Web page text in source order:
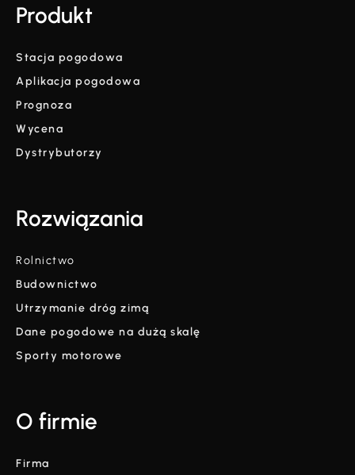
Produkt
Stacja pogodowa
Aplikacja pogodowa
Prognoza
Wycena
Dystrybutorzy
Rozwiązania
Rolnictwo
Budownictwo
Utrzymanie dróg zimą
Dane pogodowe na dużą skalę
Sporty motorowe
O firmie
Firma